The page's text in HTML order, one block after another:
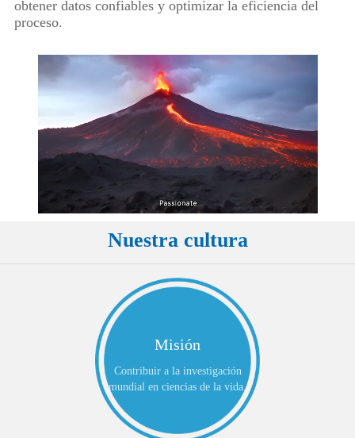
obtener datos confiables y optimizar la eficiencia del
proceso.
Nuestra cultura
Misión
Contribuir a la investigación
mundial en ciencias de la vida.